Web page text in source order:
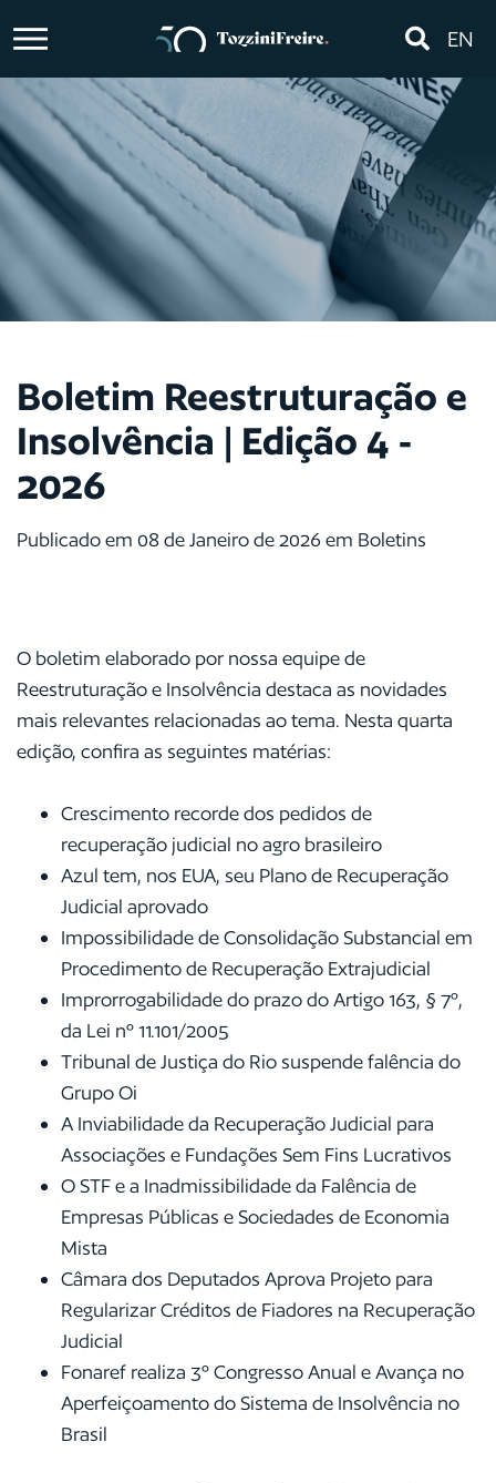
EN
Boletim Reestruturação e
Insolvência | Edição 4 -
2026
Publicado em 08 de Janeiro de 2026 em Boletins
O boletim elaborado por nossa equipe de
Reestruturação e Insolvência destaca as novidades
mais relevantes relacionadas ao tema. Nesta quarta
edição, confira as seguintes matérias:
Crescimento recorde dos pedidos de
recuperação judicial no agro brasileiro
Azul tem, nos EUA, seu Plano de Recuperação
Judicial aprovado
Impossibilidade de Consolidação Substancial em
Procedimento de Recuperação Extrajudicial
Improrrogabilidade do prazo do Artigo 163, § 7º,
da Lei nº 11.101/2005
Tribunal de Justiça do Rio suspende falência do
Grupo Oi
A Inviabilidade da Recuperação Judicial para
Associações e Fundações Sem Fins Lucrativos
O STF e a Inadmissibilidade da Falência de
Empresas Públicas e Sociedades de Economia
Mista
Câmara dos Deputados Aprova Projeto para
Regularizar Créditos de Fiadores na Recuperação
Judicial
Fonaref realiza 3º Congresso Anual e Avança no
Aperfeiçoamento do Sistema de Insolvência no
Brasil